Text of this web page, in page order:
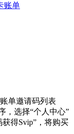
账单
单邀请码列表
，选择“个人中心”
得Svip”，将购买